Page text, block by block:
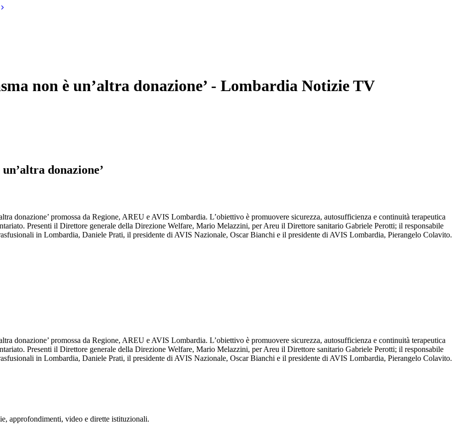
non è un’altra donazione’ - Lombardia Notizie TV
donazione’
donazione’ promossa da Regione, AREU e AVIS Lombardia. L’obiettivo è promuovere sicurezza, autosufficienza e continuità terapeutica
Presenti il Direttore generale della Direzione Welfare, Mario Melazzini, per Areu il Direttore sanitario Gabriele Perotti; il responsabile
in Lombardia, Daniele Prati, il presidente di AVIS Nazionale, Oscar Bianchi e il presidente di AVIS Lombardia, Pierangelo Colavito.
donazione’ promossa da Regione, AREU e AVIS Lombardia. L’obiettivo è promuovere sicurezza, autosufficienza e continuità terapeutica
Presenti il Direttore generale della Direzione Welfare, Mario Melazzini, per Areu il Direttore sanitario Gabriele Perotti; il responsabile
in Lombardia, Daniele Prati, il presidente di AVIS Nazionale, Oscar Bianchi e il presidente di AVIS Lombardia, Pierangelo Colavito.
approfondimenti, video e dirette istituzionali.